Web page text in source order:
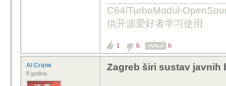
a sad ove godine,
najnižeg ponuditelja,
C64/TurboModul-
供开源爱好者学习使用
1 0 HVALA 0
Al Crane
8 godina
Zagreb širi sustav javnih